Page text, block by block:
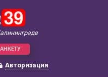
Авторизация